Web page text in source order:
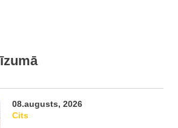
08.augusts, 2026
Cits